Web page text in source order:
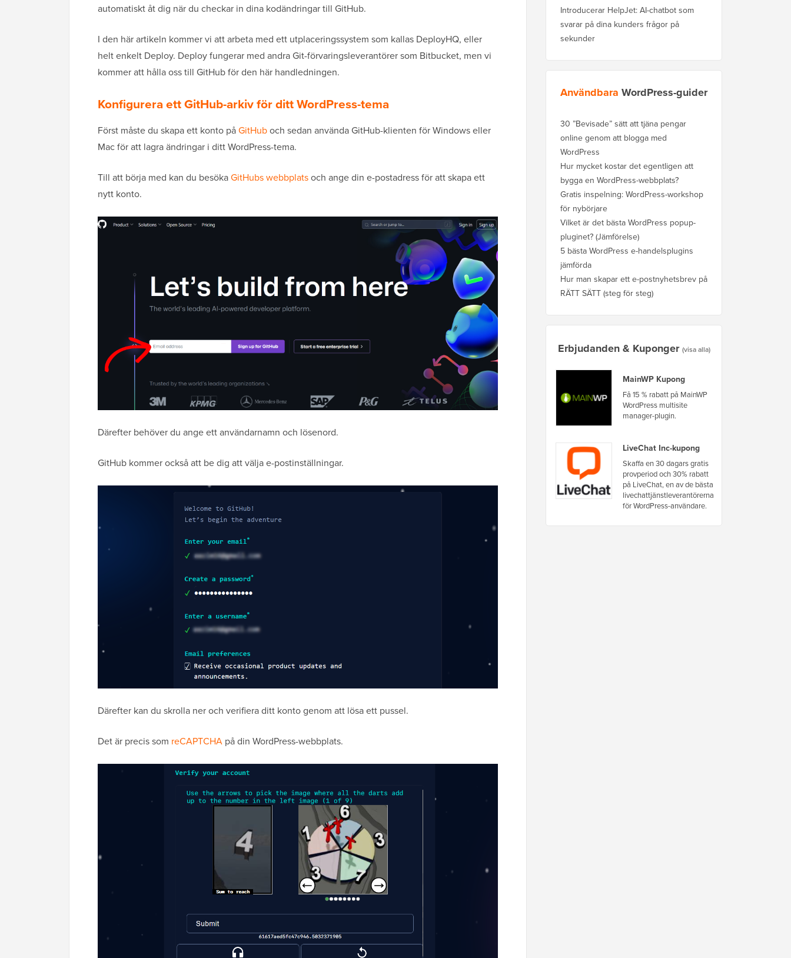
automatiskt åt dig när du checkar in dina kodändringar till GitHub.
I den här artikeln kommer vi att arbeta med ett utplaceringssystem som kallas DeployHQ, eller
helt enkelt Deploy. Deploy fungerar med andra Git-förvaringsleverantörer som Bitbucket, men vi
kommer att hålla oss till GitHub för den här handledningen.
Konfigurera ett GitHub-arkiv för ditt WordPress-tema
Först måste du skapa ett konto påGitHuboch sedan använda GitHub-klienten för Windows eller
Mac för att lagra ändringar i ditt WordPress-tema.
Till att börja med kan du besökaGitHubs webbplatsoch ange din e-postadress för att skapa ett
nytt konto.
Därefter behöver du ange ett användarnamn och lösenord.
GitHub kommer också att be dig att välja e-postinställningar.
Därefter kan du skrolla ner och verifiera ditt konto genom att lösa ett pussel.
Det är precis som reCAPTCHA på din WordPress-webbplats.
Introducerar HelpJet: AI-chatbot som
svarar på dina kunders frågor på
sekunder
Användbara WordPress-guider
30 ”Bevisade” sätt att tjäna pengar
online genom att blogga med
WordPress
Hur mycket kostar det egentligen att
bygga en WordPress-webbplats?
Gratis inspelning: WordPress-workshop
för nybörjare
Vilket är det bästa WordPress popup-
pluginet? (Jämförelse)
5 bästa WordPress e-handelsplugins
jämförda
Hur man skapar ett e-postnyhetsbrev på
RÄTT SÄTT (steg för steg)
Erbjudanden & Kuponger (visa alla)
MainWP Kupong
Få 15 % rabatt på MainWP
WordPress multisite
manager-plugin.
LiveChat Inc-kupong
Skaffa en 30 dagars gratis
provperiod och 30% rabatt
på LiveChat, en av de bästa
livechattjänstleverantörerna
för WordPress-användare.